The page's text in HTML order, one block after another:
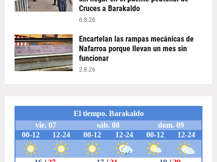
Cruces a Barakaldo
6.8.26
Encartelan las rampas mecánicas de
Nafarroa porque llevan un mes sin
funcionar
2.8.26